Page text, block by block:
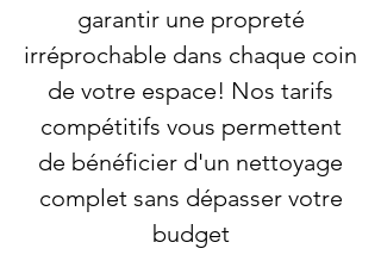
garantir une propreté
irréprochable dans chaque coin
de votre espace! Nos tarifs
compétitifs vous permettent
de bénéficier d'un nettoyage
complet sans dépasser votre
budget